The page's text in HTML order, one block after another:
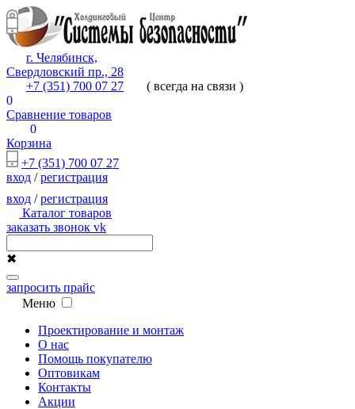
г. Челябинск,
Свердловский пр., 28
+7 (351) 700 07 27
( всегда на связи )
0
Сравнение товаров
0
Корзина
+7 (351) 700 07 27
вход /регистрация
вход /регистрация
Каталог товаров
заказать звонок vk
✖
запросить прайс
Меню
Проектирование и монтаж
О нас
Помощь покупателю
Оптовикам
Контакты
Акции